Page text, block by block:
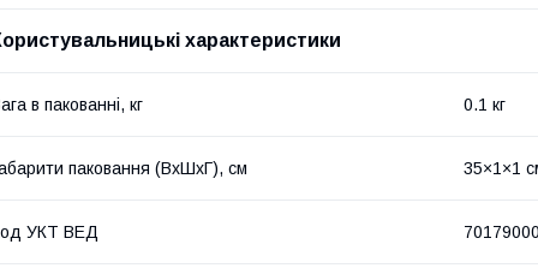
характеристики
в пакованні, кг 0.1 кг
паковання (ВхШхГ), см 35×1×1
УКТ ВЕД